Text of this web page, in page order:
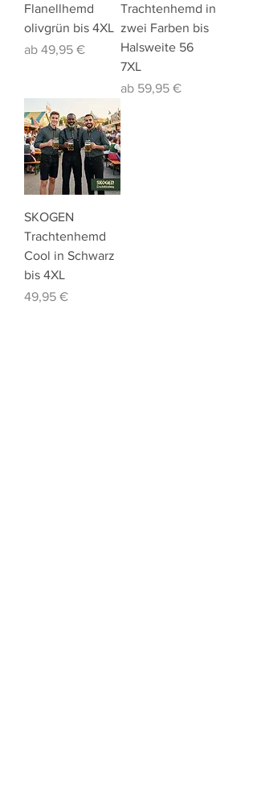
Flanellhemd
olivgrün bis 4XL
ab 49,95 €
Sale-Preis
Trachtenhemd in
zwei Farben bis
Halsweite 56
7XL
ab 59,95 €
Sale-Preis
SKOGEN
Trachtenhemd
Cool in Schwarz
bis 4XL
Preis
49,95 €